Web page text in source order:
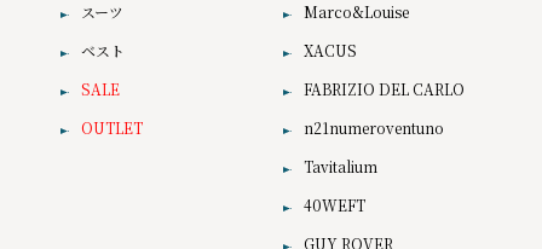
スーツ
ベスト
SALE
OUTLET
Marco&Louise
XACUS
FABRIZIO DEL CARLO
n21numeroventuno
Tavitalium
40WEFT
GUY ROVER